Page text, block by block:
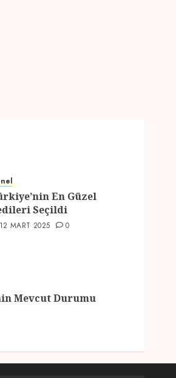
En Güzel
Seçildi
12 MART 2025 0
Mevcut Durumu